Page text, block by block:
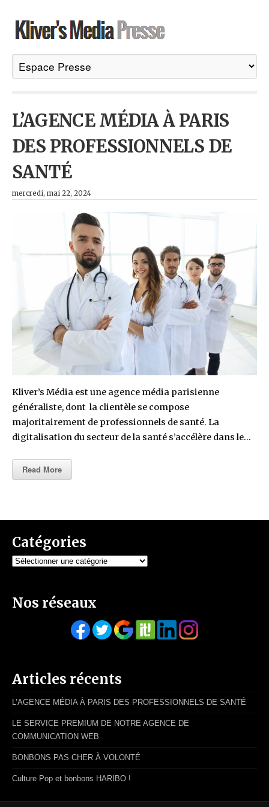
L’AGENCE MÉDIA À PARIS
DES PROFESSIONNELS DE
SANTÉ
mercredi, mai 22, 2024
Kliver’s Média est une agence média parisienne
généraliste, dont la clientèle se compose
majoritairement de professionnels de santé. La
digitalisation du secteur de la santé s’accélère dans le…
Read More
Catégories
Catégories
Nos réseaux
Articles récents
L’AGENCE MÉDIA À PARIS DES PROFESSIONNELS DE SANTÉ
LE SERVICE PREMIUM DE NOTRE AGENCE DE
COMMUNICATION WEB
BONBONS PAS CHER À VOLONTÉ
Culture Pop et bonbons HARIBO !